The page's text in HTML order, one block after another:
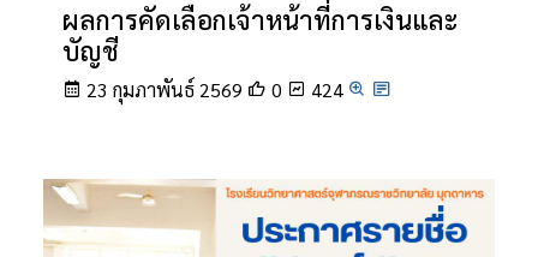
ผลการคัดเลือกเจ้าหน้าที่การเงินและ
บัญชี
23 กุมภาพันธ์ 2569 0 424